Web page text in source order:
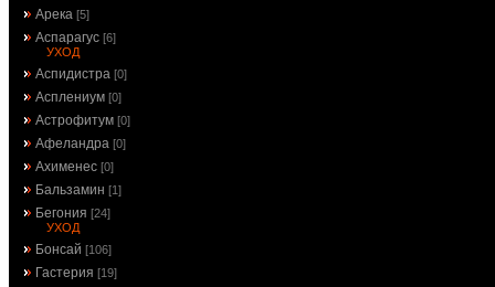
Арека [5]
Аспарагус [6]
УХОД
Аспидистра [0]
Асплениум [0]
Астрофитум [0]
Афеландра [0]
Ахименес [0]
Бальзамин [1]
Бегония [24]
УХОД
Бонсай [106]
Гастерия [19]